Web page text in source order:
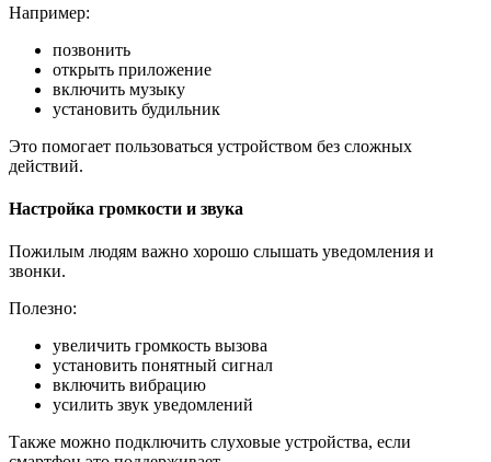
Например:
позвонить
открыть приложение
включить музыку
установить будильник
Это помогает пользоваться устройством без сложных
действий.
Настройка громкости и звука
Пожилым людям важно хорошо слышать уведомления и
звонки.
Полезно:
увеличить громкость вызова
установить понятный сигнал
включить вибрацию
усилить звук уведомлений
Также можно подключить слуховые устройства, если